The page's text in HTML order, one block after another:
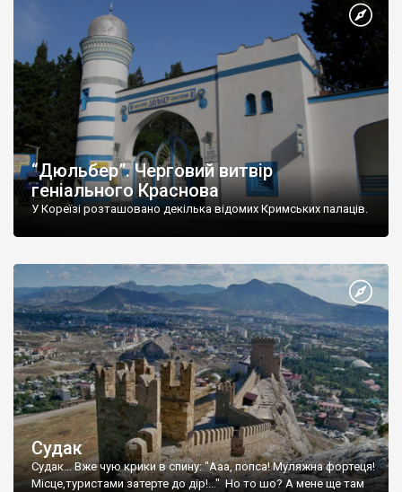
“Дюльбер”. Черговий витвір
геніального Краснова
У Кореїзі розташовано декілька відомих Кримських палаців.
Судак
Судак... Вже чую крики в спину: "Ааа, попса! Муляжна фортеця!
Місце,туристами затерте до дір!..." Но то шо? А мене ще там